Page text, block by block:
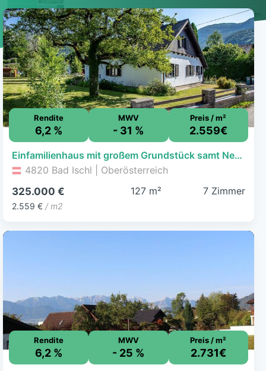
Rendite
6,2 %
MWV
- 31 %
Preis / m²
2.559€
Einfamilienhaus mit großem Grundstück samt Nebengebäude in sonniger Ruhelage von Bad Ischl
4820 Bad Ischl | Oberösterreich
325.000 €
2.559 € / m2
127 m² 7 Zimmer
Rendite
6,2 %
MWV
- 25 %
Preis / m²
2.731€